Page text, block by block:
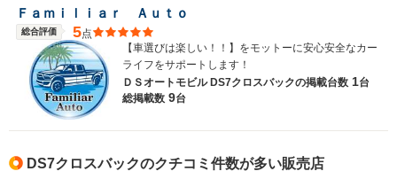
Ｆａｍｉｌｉａｒ Ａｕｔｏ
総合評価 5点
【車選びは楽しい！！】をモットーに安心安全なカー
ライフをサポートします！
ＤＳオートモビル DS7クロスバックの掲載台数 1台
総掲載数 9台
DS7クロスバックのクチコミ件数が多い販売店